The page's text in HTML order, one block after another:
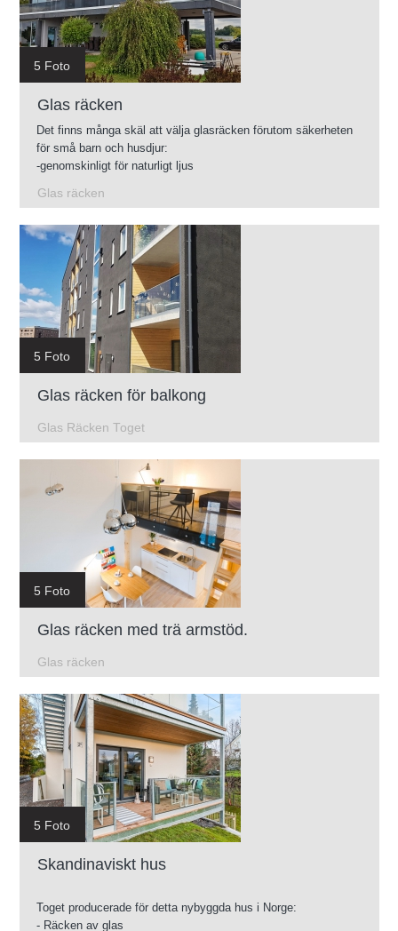
5 Foto
Glas räcken
Det finns många skäl att välja glasräcken förutom säkerheten
för små barn och husdjur:
-genomskinligt för naturligt ljus
-Glas finns i olika färgnyanser
helst.
Glas räcken
5 Foto
Glas räcken för balkong
Glas Räcken Toget
5 Foto
Glas räcken med trä armstöd.
Glas räcken
5 Foto
Skandinaviskt hus
Toget producerade för detta nybyggda hus i Norge:
- Räcken av glas